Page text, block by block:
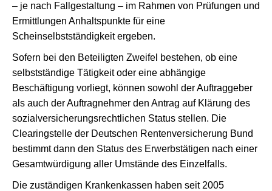
– je nach Fallgestaltung – im Rahmen von Prüfungen und
Ermittlungen Anhaltspunkte für eine
Scheinselbstständigkeit ergeben.
Sofern bei den Beteiligten Zweifel bestehen, ob eine
selbstständige Tätigkeit oder eine abhängige
Beschäftigung vorliegt, können sowohl der Auftraggeber
als auch der Auftragnehmer den Antrag auf Klärung des
sozialversicherungsrechtlichen Status stellen. Die
Clearingstelle der Deutschen Rentenversicherung Bund
bestimmt dann den Status des Erwerbstätigen nach einer
Gesamtwürdigung aller Umstände des Einzelfalls.
Die zuständigen Krankenkassen haben seit 2005